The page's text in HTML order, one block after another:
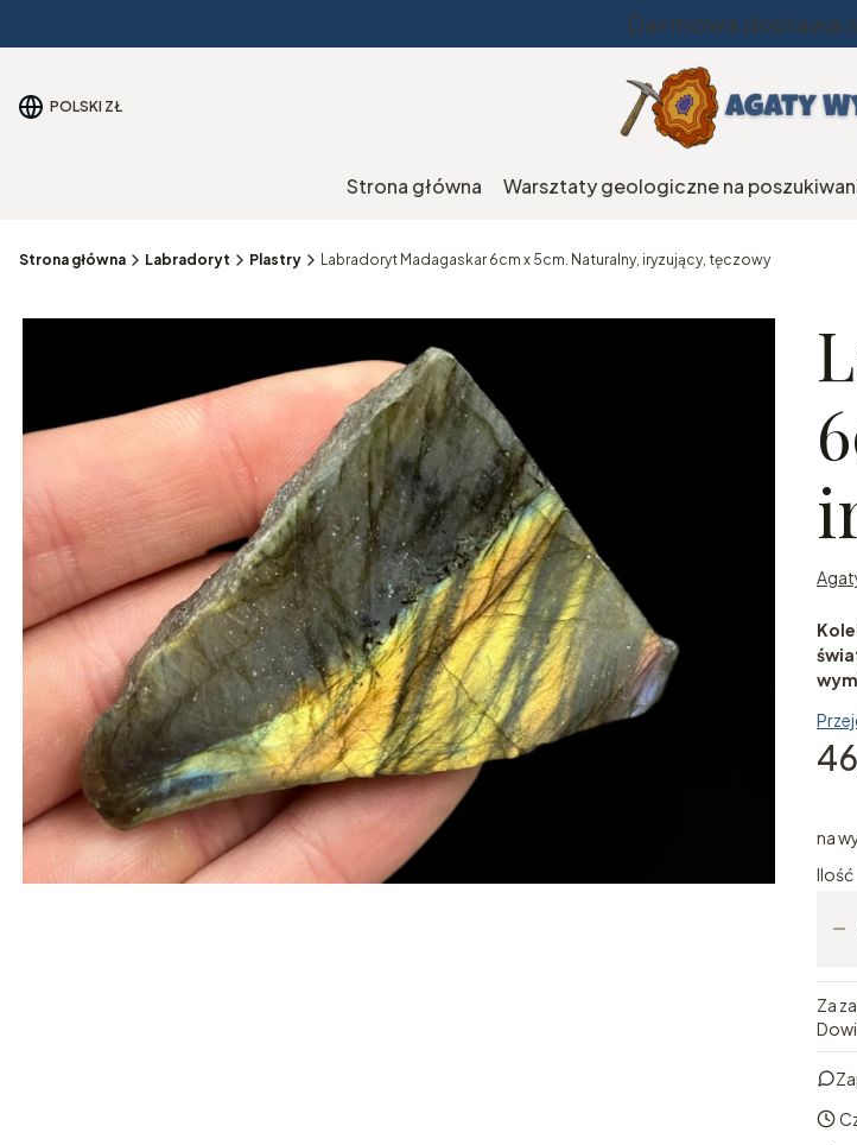
Darmowa dostawa
POLSKI ZŁ
Strona główna Warsztaty geologiczne na
Strona główna Labradoryt Plastry Labradoryt Madagaskar 6cm x 5cm. Naturalny, iryzujący, tęczowy
na
Ilość
Za